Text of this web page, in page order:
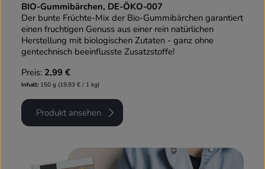
BIO-Gummibärchen, DE-ÖKO-007
Der bunte Früchte-Mix der Bio-Gummibärchen garantiert
einen fruchtigen Genuss aus einer rein natürlichen
Herstellung mit biologischen Zutaten - ganz ohne
gentechnisch beeinflusste Zusatzstoffe!
Preis: 2,99 €
Inhalt: 150 g (19,93 € / 1 kg)
Produkt ansehen
Mehr erfahren